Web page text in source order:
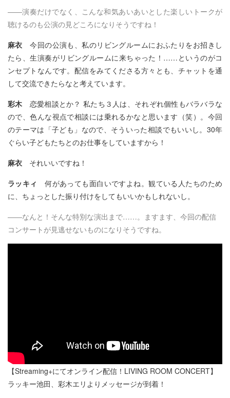
――演奏だけでなく、こんな和気あいあいとした楽しいトークが
聴けるのも公演の見どころになりそうですね！
麻衣今回の公演も、私のリビングルームにおふたりをお招きし
たら、生演奏がリビングルームに来ちゃった！……というのがコ
ンセプトなんです。配信をみてくださる方々とも、チャットを通
して交流できたらなと考えています。
彩木 恋愛相談とか？ 私たち３人は、それぞれ個性もバラバラな
ので、色んな視点で相談には乗れるかなと思います（笑）。今回
のテーマは「子ども」なので、そういった相談でもいいし。30年
ぐらい子どもたちとのお仕事をしていますから！
麻衣 それいいですね！
ラッキィ何があっても面白いですよね。観ている人たちのため
に、ちょっとした振り付けをしてもいいかもしれないし。
――なんと！そんな特別な演出まで……。ますます、今回の配信
コンサートが見逃せないものになりそうですね。
【Streaming+にてオンライン配信！LIVING ROOM CONCERT】
ラッキー池田、彩木エリよりメッセージが到着！